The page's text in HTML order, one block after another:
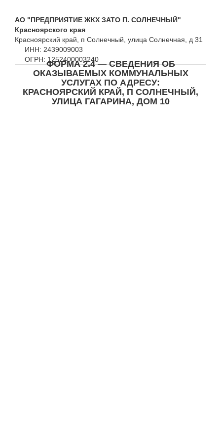
АО "ПРЕДПРИЯТИЕ ЖКХ ЗАТО П. СОЛНЕЧНЫЙ"
Красноярского края
Красноярский край, п Солнечный, улица Солнечная, д 31
ИНН: 2439009003
ОГРН: 1252400003240
ФОРМА 2.4 — СВЕДЕНИЯ ОБ
ОКАЗЫВАЕМЫХ КОММУНАЛЬНЫХ
УСЛУГАХ ПО АДРЕСУ:
КРАСНОЯРСКИЙ КРАЙ, П СОЛНЕЧНЫЙ,
УЛИЦА ГАГАРИНА, ДОМ 10